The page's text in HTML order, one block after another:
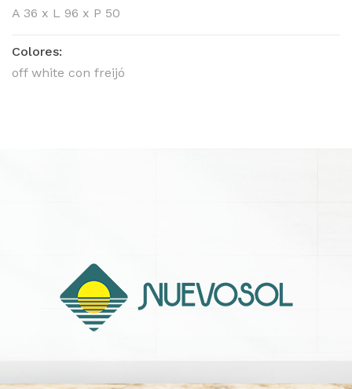
A 36 x L 96 x P 50
Colores:
off white con freijó